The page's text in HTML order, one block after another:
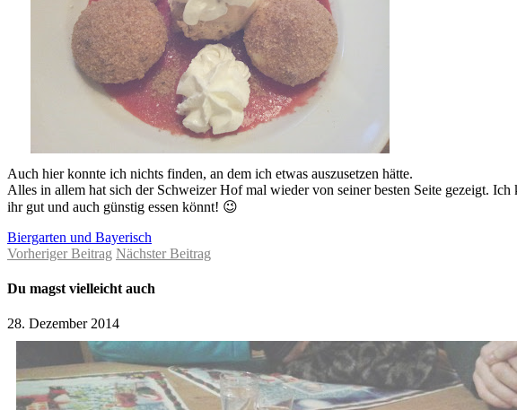
Auch hier konnte ich nichts finden, an dem ich etwas auszusetzen hätte.
Alles in allem hat sich der Schweizer Hof mal wieder von seiner besten Seite gezeigt.
ihr gut und auch günstig essen könnt! 😉
Biergarten und Bayerisch
Vorheriger Beitrag Nächster Beitrag
Du magst vielleicht auch
28. Dezember 2014